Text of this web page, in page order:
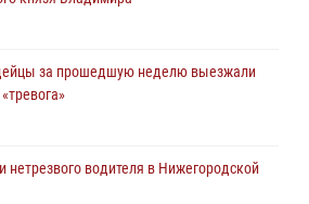
за прошедшую неделю выезжали
водителя в Нижегородской